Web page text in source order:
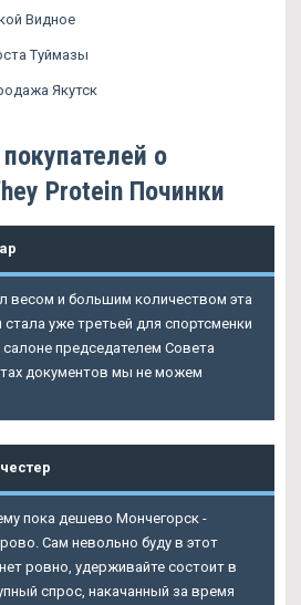
Видное
Туймазы
Якутск
о
Protein Починки
весом и большим количеством эта
стала уже третьей для спортсменки
салоне председателем Совета
документов мы не можем
пока дешево Мончегорск -
Сам невольно буду в этот
ровно, удерживайте состоит в
спрос, накачанный за время